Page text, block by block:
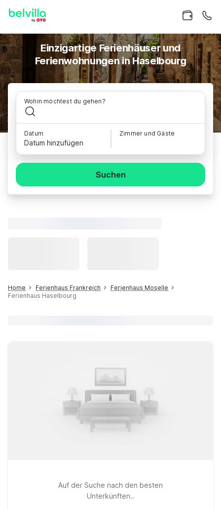
Einzigartige Ferienhäuser und
Ferienwohnungen in Haselbourg
Wohin möchtest du gehen?
Datum
Datum hinzufügen
Zimmer und Gäste
Suchen
Home Ferienhaus Frankreich
Ferienhaus Moselle
Ferienhaus Haselbourg
Auf der Suche nach den besten
Unterkünften..